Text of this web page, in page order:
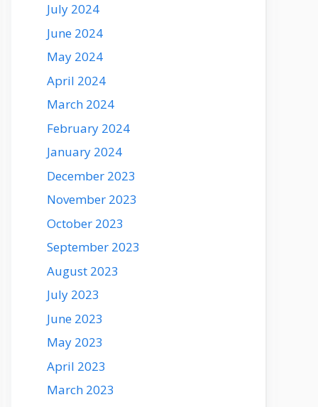
July 2024
June 2024
May 2024
April 2024
March 2024
February 2024
January 2024
December 2023
November 2023
October 2023
September 2023
August 2023
July 2023
June 2023
May 2023
April 2023
March 2023